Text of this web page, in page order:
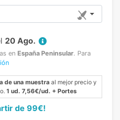
20 Ago.
en España Peninsular. Para
de una muestra al mejor precio y
1 ud. 7,56€/ud. + Portes
de 99€!